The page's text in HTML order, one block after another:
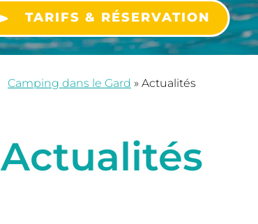
TARIFS & RÉSERVATION
Camping dans le Gard » Actualités
Actualités